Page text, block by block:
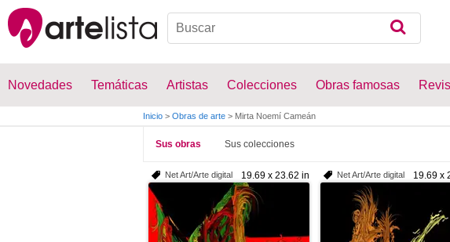
Novedades Temáticas Artistas Colecciones Obras famosas
Inicio > Obras de arte > Mirta Noemí Cameán
Sus obras Sus colecciones
19.69 x 23.62 in
Net Art/Arte digital 19.69 x
Net Art/Arte digital